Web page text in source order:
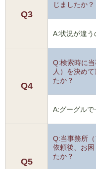
Q3
じましたか？
A:状況が違う
Q4
Q:検索時に
人）を決め
たか？
A:グーグル
Q5
Q:当事務所
依頼後、お
たか？